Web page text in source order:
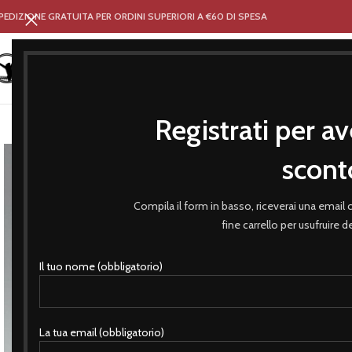
Registrati per
Compila il form in basso, riceverai una
fine carrello per usufruire
Il tuo nome (obbligatorio)
La tua email (obbligatorio)
GRATUITA PER ORDINI SUPERIORI A €60 DI SPESA
HOMENEGOZIO